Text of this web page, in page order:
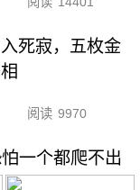
死寂，五枚金
阅读 9970
一个都爬不出